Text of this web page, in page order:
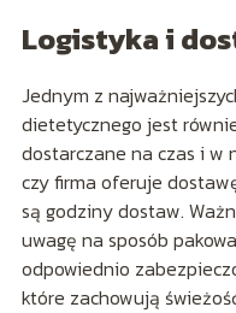
Logistyka i
Jednym z
dietetycznego jest
dostarczane na czas i w
czy firma oferuje
są godziny dostaw.
uwagę na sposób
odpowiednio
które zachowują